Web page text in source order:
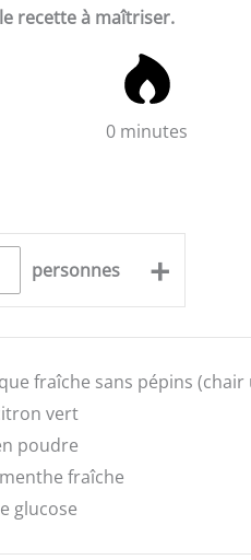
recette à maîtriser.
0 minutes
personnes +
fraîche sans pépins
vert
poudre
fraîche
glucose